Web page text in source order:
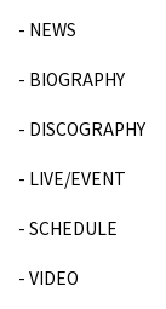
NEWS
BIOGRAPHY
DISCOGRAPHY
LIVE/EVENT
SCHEDULE
VIDEO